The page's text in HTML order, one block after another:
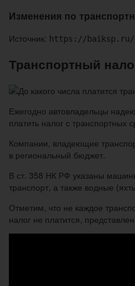
Изменения по
Источник: https://baiksp.ru/
Транспортный
Ежегодно автовладельцы
платить налог с транспортных
Компании, владеющие
в региональный бюджет.
В ст. 358 НК РФ указаны
транспорт, а также водные
Отметим, что не каждое
налог не платится,